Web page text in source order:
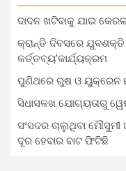
ଦାଦନ ଖଟିବାକୁ ଯାଇ
କ୍ରାନ୍ତି ଦିବସରେ ଯୁବଶକ୍ତି
କର୍ତ୍ତବ୍ୟ’କାର୍ଯ୍ୟକ୍ରମ
ପୁଣିଥରେ ରୁଷ ଓ ୟୁକ୍ରେନ
ସିଧାସଳଖ ଯୋଗ୍ୟତାରୁ
ସଂସଦର ଚାଲୁଥିବା
ଦୂର ହେବାର ବାଟ ଫିଟିଛି